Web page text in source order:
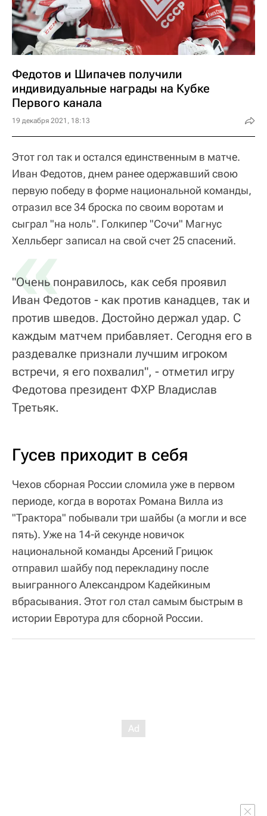
Федотов и Шипачев получили
индивидуальные награды на Кубке
Первого канала
19 декабря 2021, 18:13
Этот гол так и остался единственным в матче.
Иван Федотов, днем ранее одержавший свою
первую победу в форме национальной команды,
отразил все 34 броска по своим воротам и
сыграл "на ноль". Голкипер "Сочи" Магнус
Хелльберг записал на свой счет 25 спасений.
«
"Очень понравилось, как себя проявил
Иван Федотов - как против канадцев, так и
против шведов. Достойно держал удар. С
каждым матчем прибавляет. Сегодня его в
раздевалке признали лучшим игроком
встречи, я его похвалил", - отметил игру
Федотова президент ФХР Владислав
Третьяк.
Гусев приходит в себя
Чехов сборная России сломила уже в первом
периоде, когда в воротах Романа Вилла из
"Трактора" побывали три шайбы (а могли и все
пять). Уже на 14-й секунде новичок
национальной команды Арсений Грицюк
отправил шайбу под перекладину после
выигранного Александром Кадейкиным
вбрасывания. Этот гол стал самым быстрым в
истории Евротура для сборной России.